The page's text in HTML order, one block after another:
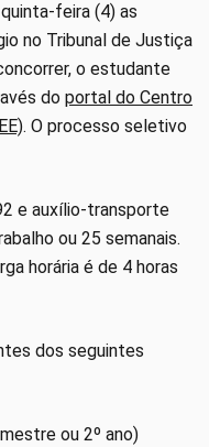
feira (4) as
no Tribunal de Justiça
o estudante
do portal do Centro
. O processo seletivo
e auxílio-transporte
ou 25 semanais.
horária é de 4 horas
dos seguintes
ou 2º ano)